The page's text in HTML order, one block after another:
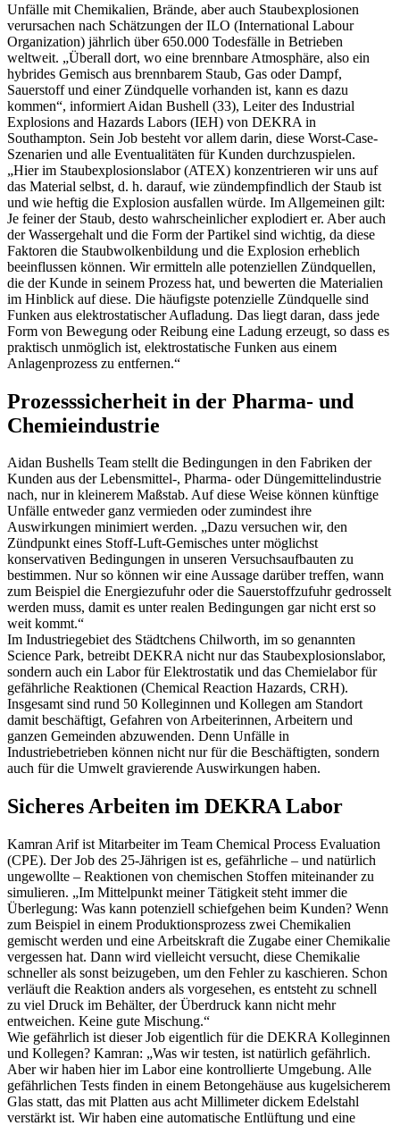
Unfälle mit Chemikalien, Brände, aber auch Staubexplosionen
verursachen nach Schätzungen der ILO (International Labour
Organization) jährlich über 650.000 Todesfälle in Betrieben
weltweit. „Überall dort, wo eine brennbare Atmosphäre, also ein
hybrides Gemisch aus brennbarem Staub, Gas oder Dampf,
Sauerstoff und einer Zündquelle vorhanden ist, kann es dazu
kommen“, informiert Aidan Bushell (33), Leiter des Industrial
Explosions and Hazards Labors (IEH) von DEKRA in
Southampton. Sein Job besteht vor allem darin, diese Worst-Case-
Szenarien und alle Eventualitäten für Kunden durchzuspielen.
„Hier im Staubexplosionslabor (ATEX) konzentrieren wir uns auf
das Material selbst, d. h. darauf, wie zündempfindlich der Staub ist
und wie heftig die Explosion ausfallen würde. Im Allgemeinen gilt:
Je feiner der Staub, desto wahrscheinlicher explodiert er. Aber auch
der Wassergehalt und die Form der Partikel sind wichtig, da diese
Faktoren die Staubwolkenbildung und die Explosion erheblich
beeinflussen können. Wir ermitteln alle potenziellen Zündquellen,
die der Kunde in seinem Prozess hat, und bewerten die Materialien
im Hinblick auf diese. Die häufigste potenzielle Zündquelle sind
Funken aus elektrostatischer Aufladung. Das liegt daran, dass jede
Form von Bewegung oder Reibung eine Ladung erzeugt, so dass es
praktisch unmöglich ist, elektrostatische Funken aus einem
Anlagenprozess zu entfernen.“
Prozesssicherheit in der Pharma- und
Chemieindustrie
Aidan Bushells Team stellt die Bedingungen in den Fabriken der
Kunden aus der Lebensmittel-, Pharma- oder Düngemittelindustrie
nach, nur in kleinerem Maßstab. Auf diese Weise können künftige
Unfälle entweder ganz vermieden oder zumindest ihre
Auswirkungen minimiert werden. „Dazu versuchen wir, den
Zündpunkt eines Stoff-Luft-Gemisches unter möglichst
konservativen Bedingungen in unseren Versuchsaufbauten zu
bestimmen. Nur so können wir eine Aussage darüber treffen, wann
zum Beispiel die Energiezufuhr oder die Sauerstoffzufuhr gedrosselt
werden muss, damit es unter realen Bedingungen gar nicht erst so
weit kommt.“
Im Industriegebiet des Städtchens Chilworth, im so genannten
Science Park, betreibt DEKRA nicht nur das Staubexplosionslabor,
sondern auch ein Labor für Elektrostatik und das Chemielabor für
gefährliche Reaktionen (Chemical Reaction Hazards, CRH).
Insgesamt sind rund 50 Kolleginnen und Kollegen am Standort
damit beschäftigt, Gefahren von Arbeiterinnen, Arbeitern und
ganzen Gemeinden abzuwenden. Denn Unfälle in
Industriebetrieben können nicht nur für die Beschäftigten, sondern
auch für die Umwelt gravierende Auswirkungen haben.
Sicheres Arbeiten im DEKRA Labor
Kamran Arif ist Mitarbeiter im Team Chemical Process Evaluation
(CPE). Der Job des 25-Jährigen ist es, gefährliche – und natürlich
ungewollte – Reaktionen von chemischen Stoffen miteinander zu
simulieren. „Im Mittelpunkt meiner Tätigkeit steht immer die
Überlegung: Was kann potenziell schiefgehen beim Kunden? Wenn
zum Beispiel in einem Produktionsprozess zwei Chemikalien
gemischt werden und eine Arbeitskraft die Zugabe einer Chemikalie
vergessen hat. Dann wird vielleicht versucht, diese Chemikalie
schneller als sonst beizugeben, um den Fehler zu kaschieren. Schon
verläuft die Reaktion anders als vorgesehen, es entsteht zu schnell
zu viel Druck im Behälter, der Überdruck kann nicht mehr
entweichen. Keine gute Mischung.“
Wie gefährlich ist dieser Job eigentlich für die DEKRA Kolleginnen
und Kollegen? Kamran: „Was wir testen, ist natürlich gefährlich.
Aber wir haben hier im Labor eine kontrollierte Umgebung. Alle
gefährlichen Tests finden in einem Betongehäuse aus kugelsicherem
Glas statt, das mit Platten aus acht Millimeter dickem Edelstahl
verstärkt ist. Wir haben eine automatische Entlüftung und eine